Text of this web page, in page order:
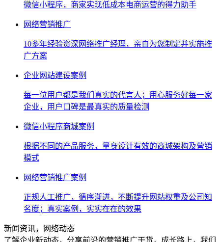
微信小程序，商家实现低成本电商运营的得力助手
网络营销推广
10多年经验资深网络推广经理，亲自为您制定并实施推
广方案
企业网站建设案例
每一位用户都是我们真实的代言人；用心服务好每一家
企业，用户口碑是最真实的质量检测
微信小程序商城案例
根据不同的产品服务，量身设计有效的商城架构及营销
模式
网络营销推广案例
正规人工推广，循序渐进，不断提升网站权重及公司知
名度；真实案例，实实在在的效果
新闻资讯，网络动态
了解企业新动态，分享前沿的营销推广干货，成长路上，我们